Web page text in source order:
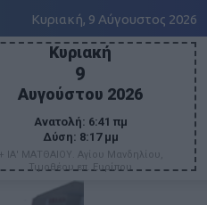
Κυριακή, 9 Αύγουστος 2026
Κυριακή
9
Αυγούστου 2026
Ανατολή: 6:41 πμ
Δύση: 8:17 μμ
+ ΙΑ' ΜΑΤΘΑΙΟΥ. Αγίου Μανδηλίου,
Τιμοθέου επ. Ευρίπου